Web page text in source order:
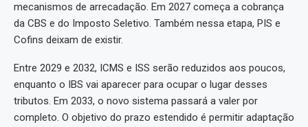
mecanismos de arrecadação. Em 2027 começa a cobrança
da CBS e do Imposto Seletivo. Também nessa etapa, PIS e
Cofins deixam de existir.
Entre 2029 e 2032, ICMS e ISS serão reduzidos aos poucos,
enquanto o IBS vai aparecer para ocupar o lugar desses
tributos. Em 2033, o novo sistema passará a valer por
completo. O objetivo do prazo estendido é permitir adaptação